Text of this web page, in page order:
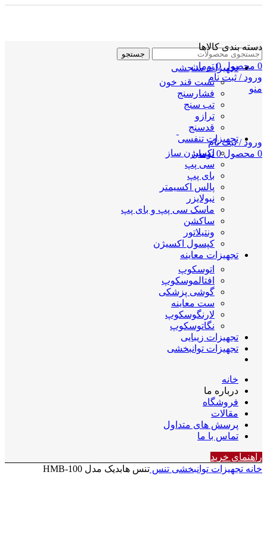
جستجو
0 محصول 0 تومان
ورود / ثبت نام
منو
ورود / ثبت نام
0 محصول 0 تومان
دسته بندی کالاها
تجهیزات سنجشی
تست قند خون
فشارسنج
تب سنج
ترازو
قدسنج
تجهیزات تنفسی
اکسیژن ساز
سی پپ
بای پپ
پالس اکسیمتر
نبولایزر
ماسک سی پپ و بای پپ
ساکشن
ونتیلاتور
کپسول اکسیژن
تجهیزات معاینه
اتوسکوپ
افتالموسکوپ
گوشی پزشکی
ست معاینه
لارنگوسکوپ
نگاتوسکوپ
تجهیزات زیبایی
تجهیزات توانبخشی
خانه
درباره ما
فروشگاه
مقالات
پرسش های متداول
تماس با ما
راهنمای خرید
خانه تجهیزات توانبخشی تنس تنس هابدیک مدل HMB-100